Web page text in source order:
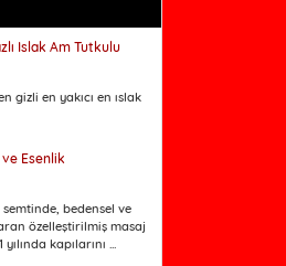
Islak Am Tutkulu
gizli en yakıcı en ıslak
Esenlik
semtinde, bedensel ve
özelleştirilmiş masaj
kapılarını ...